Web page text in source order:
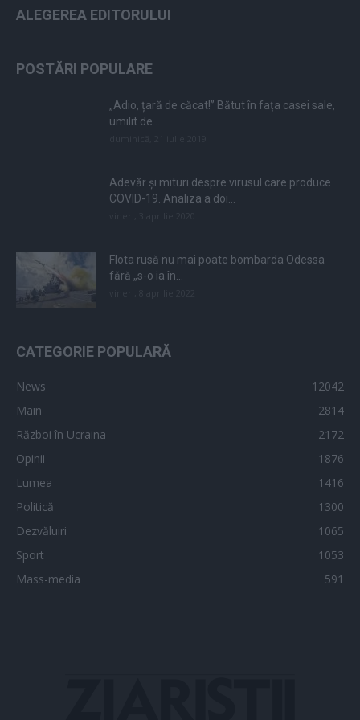
ALEGEREA EDITORULUI
POSTĂRI POPULARE
„Adio, țară de căcat!” Bătut în fața casei sale,
umilit de...
Adevăr și mituri despre virusul care produce
COVID-19. Analiza a doi...
Flota rusă nu mai poate bombarda Odessa
fără „s-o ia în...
CATEGORIE POPULARĂ
News
12042
Main
2814
Război în Ucraina
2172
Opinii
1876
Lumea
1416
Politică
1300
Dezvăluiri
1065
Sport
1053
Mass-media
591